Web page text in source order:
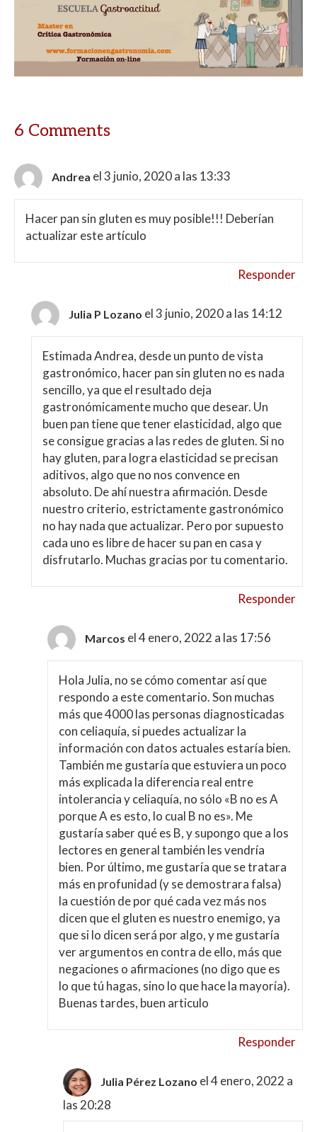
6 Comments
Andrea el 3 junio, 2020 a las 13:33
Hacer pan sin gluten es muy posible!!! Deberían
actualizar este artículo
Responder
Julia P Lozano el 3 junio, 2020 a las 14:12
Estimada Andrea, desde un punto de vista
gastronómico, hacer pan sin gluten no es nada
sencillo, ya que el resultado deja
gastronómicamente mucho que desear. Un
buen pan tiene que tener elasticidad, algo que
se consigue gracias a las redes de gluten. Si no
hay gluten, para logra elasticidad se precisan
aditivos, algo que no nos convence en
absoluto. De ahí nuestra afirmación. Desde
nuestro criterio, estrictamente gastronómico
no hay nada que actualizar. Pero por supuesto
cada uno es libre de hacer su pan en casa y
disfrutarlo. Muchas gracias por tu comentario.
Responder
Marcos el 4 enero, 2022 a las 17:56
Hola Julia, no se cómo comentar así que
respondo a este comentario. Son muchas
más que 4000 las personas diagnosticadas
con celiaquía, si puedes actualizar la
información con datos actuales estaría bien.
También me gustaría que estuviera un poco
más explicada la diferencia real entre
intolerancia y celiaquía, no sólo «B no es A
porque A es esto, lo cual B no es». Me
gustaría saber qué es B, y supongo que a los
lectores en general también les vendría
bien. Por último, me gustaría que se tratara
más en profunidad (y se demostrara falsa)
la cuestión de por qué cada vez más nos
dicen que el gluten es nuestro enemigo, ya
que si lo dicen será por algo, y me gustaría
ver argumentos en contra de ello, más que
negaciones o afirmaciones (no digo que es
lo que tú hagas, sino lo que hace la mayoría).
Buenas tardes, buen articulo
Responder
Julia Pérez Lozano el 4 enero, 2022 a
las 20:28